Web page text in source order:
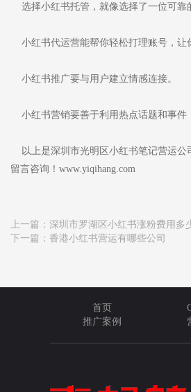
选择小红书托管，就像选择了一位可靠
小红书代运营能帮你轻松打理账号，让
小红书推广要与用户建立情感连接。
小红书营销要善于利用热点话题和事件
以上是深圳市光明区小红书笔记营运公
留言咨询！www.yiqihang.com
上一篇： 深圳市罗湖区小红书涨粉费用多
下一篇： 香港小红书营运有哪些公司
首页
推广案例